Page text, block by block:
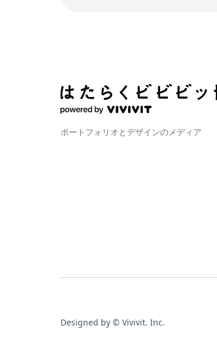
ポートフォリオとデザインのメディア
Designed by © Vivivit. Inc.